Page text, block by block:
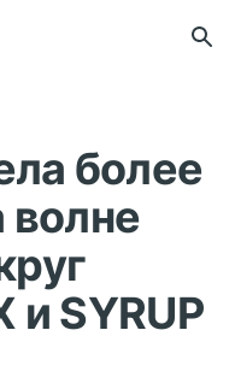
более
волне
и SYRUP